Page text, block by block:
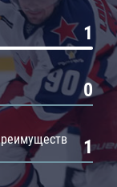
1
0
1